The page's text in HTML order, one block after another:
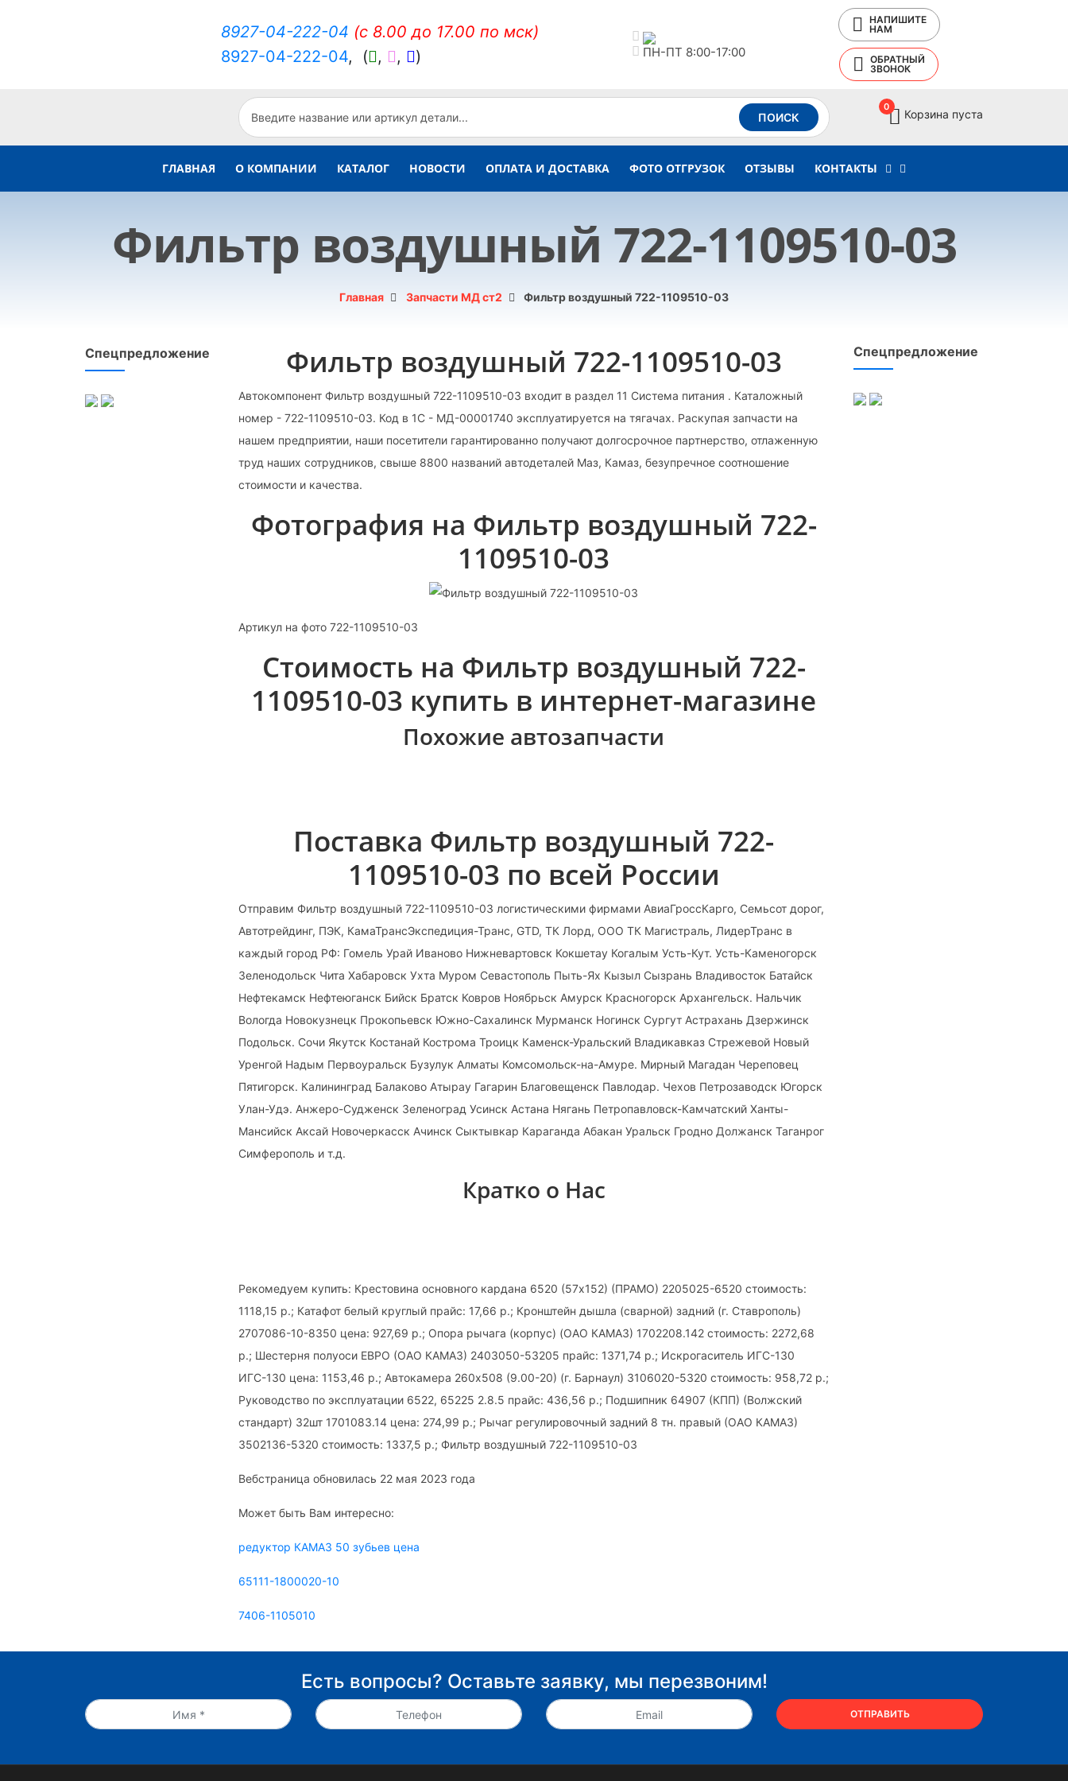
8927-04-222-04 (c 8.00 до 17.00 по мск)
8927-04-222-04, ( , , ) ПН-ПТ 8:00-17:00
НАПИШИТЕ
НАМ
ОБРАТНЫЙ
ЗВОНОК
ПОИСК
0
Корзина пуста
ГЛАВНАЯ О КОМПАНИИ КАТАЛОГ НОВОСТИ ОПЛАТА И ДОСТАВКА ФОТО ОТГРУЗОК ОТЗЫВЫ КОНТАКТЫ
Фильтр воздушный 722-1109510-03
Главная Запчасти МД ст2 Фильтр воздушный 722-1109510-03
Спецпредложение Фильтр воздушный 722-1109510-03
Автокомпонент Фильтр воздушный 722-1109510-03 входит в раздел 11 Система питания . Каталожный
номер - 722-1109510-03. Код в 1С - МД-00001740 эксплуатируется на тягачах. Раскупая запчасти на
нашем предприятии, наши посетители гарантированно получают долгосрочное партнерство, отлаженную
труд наших сотрудников, свыше 8800 названий автодеталей Маз, Камаз, безупречное соотношение
стоимости и качества.
Фотография на Фильтр воздушный 722-
1109510-03
Артикул на фото 722-1109510-03
Стоимость на Фильтр воздушный 722-
1109510-03 купить в интернет-магазине
Похожие автозапчасти
Поставка Фильтр воздушный 722-
1109510-03 по всей России
Отправим Фильтр воздушный 722-1109510-03 логистическими фирмами АвиаГроссКарго, Семьсот дорог,
Автотрейдинг, ПЭК, КамаТрансЭкспедиция-Транс, GTD, ТК Лорд, ООО ТК Магистраль, ЛидерТранс в
каждый город РФ: Гомель Урай Иваново Нижневартовск Кокшетау Когалым Усть-Кут. Усть-Каменогорск
Зеленодольск Чита Хабаровск Ухта Муром Севастополь Пыть-Ях Кызыл Сызрань Владивосток Батайск
Нефтекамск Нефтеюганск Бийск Братск Ковров Ноябрьск Амурск Красногорск Архангельск. Нальчик
Вологда Новокузнецк Прокопьевск Южно-Сахалинск Мурманск Ногинск Сургут Астрахань Дзержинск
Подольск. Сочи Якутск Костанай Кострома Троицк Каменск-Уральский Владикавказ Стрежевой Новый
Уренгой Надым Первоуральск Бузулук Алматы Комсомольск-на-Амуре. Мирный Магадан Череповец
Пятигорск. Калининград Балаково Атырау Гагарин Благовещенск Павлодар. Чехов Петрозаводск Югорск
Улан-Удэ. Анжеро-Судженск Зеленоград Усинск Астана Нягань Петропавловск-Камчатский Ханты-
Мансийск Аксай Новочеркасск Ачинск Сыктывкар Караганда Абакан Уральск Гродно Должанск Таганрог
Симферополь и т.д.
Кратко о Нас
Рекомедуем купить: Крестовина основного кардана 6520 (57х152) (ПРАМО) 2205025-6520 стоимость:
1118,15 р.; Катафот белый круглый прайс: 17,66 р.; Кронштейн дышла (сварной) задний (г. Ставрополь)
2707086-10-8350 цена: 927,69 р.; Опора рычага (корпус) (ОАО КАМАЗ) 1702208.142 стоимость: 2272,68
р.; Шестерня полуоси ЕВРО (ОАО КАМАЗ) 2403050-53205 прайс: 1371,74 р.; Искрогаситель ИГС-130
ИГС-130 цена: 1153,46 р.; Автокамера 260х508 (9.00-20) (г. Барнаул) 3106020-5320 стоимость: 958,72 р.;
Руководство по эксплуатации 6522, 65225 2.8.5 прайс: 436,56 р.; Подшипник 64907 (КПП) (Волжский
стандарт) 32шт 1701083.14 цена: 274,99 р.; Рычаг регулировочный задний 8 тн. правый (ОАО КАМАЗ)
3502136-5320 стоимость: 1337,5 р.; Фильтр воздушный 722-1109510-03
Вебстраница обновилась 22 мая 2023 года
Может быть Вам интересно:
редуктор КАМАЗ 50 зубьев цена
65111-1800020-10
7406-1105010
Спецпредложение
Есть вопросы? Оставьте заявку, мы перезвоним!
ОТПРАВИТЬ